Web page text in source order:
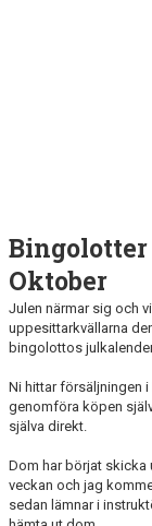
SURF-FONDEN
SURF-HÄNG
BOKNINGAR
Oktober
Julen närmar sig och
uppesittarkvällarna
bingolottos
Ni hittar försäljningen
genomföra köpen
själva direkt.
Dom har börjat skicka
veckan och jag
sedan lämnar i